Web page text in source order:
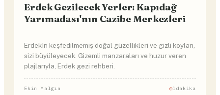
Erdek Gezilecek Yerler: Kapıdağ
Yarımadası'nın Cazibe Merkezleri
Erdek'in keşfedilmemiş doğal güzellikleri ve gizli koyları,
sizi büyüleyecek. Gizemli manzaraları ve huzur veren
plajlarıyla, Erdek gezi rehberi.
Ekin Yalgın 1dakika